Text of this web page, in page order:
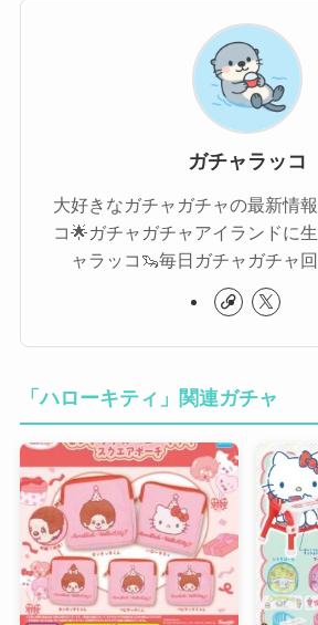
ガチャラッコ
大好きなガチャガチャの最新情
コ🌟ガチャガチャアイランドに
ャラッコ🦦毎日ガチャガチャ
「ハローキティ」関連ガチャ